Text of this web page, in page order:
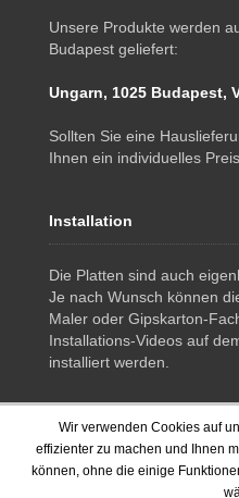
Unsere Produkte werden
Budapest geliefert:
Ungarn, 1025 Budapest,
Sollten Sie eine
Ihnen ein individuelles
Installation
Die Platten sind auch
Je nach Wunsch können
Maler oder Gipskarton-
Installations-Videos auf
installiert werden.
Wir verwenden Cookies auf
effizienter zu machen und Ihnen
können, ohne die einige